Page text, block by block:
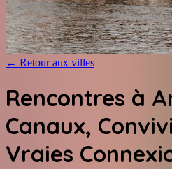
← Retour aux villes
Rencontres à
Canaux,
Vraies